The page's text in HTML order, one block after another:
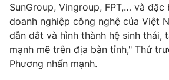
Liên hệ tòa soạn English
SunGroup, Vingroup, FPT,… và
doanh nghiệp công nghệ của Việt
dẫn dắt và hình thành hệ sinh thái,
mạnh mẽ trên địa bàn tỉnh," Thứ
Phương nhấn mạnh.